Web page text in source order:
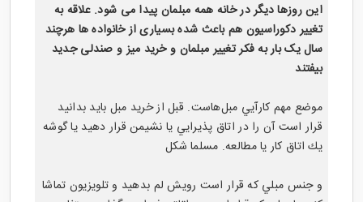
این روزها دیگر در خانه همه مبلمان پیدا می شود. علاقه به
تغییر دکوراسیون هم باعث شده بسیاری از خانواده ها هرچند
سال یک بار به فکر تغییر مبلمان و خرید میز و صندلی جدید
بیفتند
موضع مهم كارآيي مبل‌هاست. قبل از خريد مبل بايد بدانيد
قرار است آن را در اتاق پذيرايي يا نشيمن قرار دهيد يا گوشه
يك اتاق كار يا مطالعه. مسلما شكل
و جنس مبلي كه قرار است رويش لم بدهيد و تلويزيون تماشا